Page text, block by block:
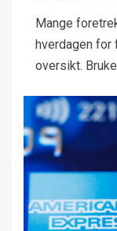
Mange
hverdagen for
oversikt.